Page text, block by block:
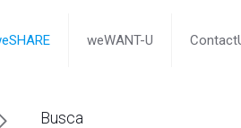
weWANT-U
Busca